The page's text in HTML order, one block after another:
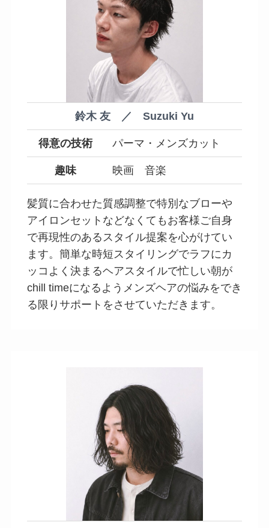
鈴木 友 ／ Suzuki Yu
得意の技術 パーマ・メンズカット
趣味 映画 音楽
髪質に合わせた質感調整で特別なブローや
アイロンセットなどなくてもお客様ご自身
で再現性のあるスタイル提案を心がけてい
ます。簡単な時短スタイリングでラフにカ
ッコよく決まるヘアスタイルで忙しい朝が
chill timeになるようメンズヘアの悩みをでき
る限りサポートをさせていただきます。